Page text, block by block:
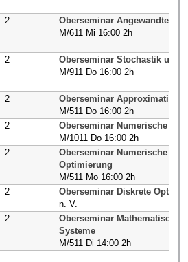
2
Oberseminar Angewandte
M/611 Mi 16:00 2h
2
Oberseminar Stochastik und
M/911 Do 16:00 2h
2
Oberseminar
M/511 Do 16:00 2h
2
Oberseminar Numerische
M/1011 Do 16:00 2h
2
Oberseminar Numerische
Optimierung
M/511 Mo 16:00 2h
2
Oberseminar Diskrete
n. V.
2
Oberseminar Mathematische
Systeme
M/511 Di 14:00 2h